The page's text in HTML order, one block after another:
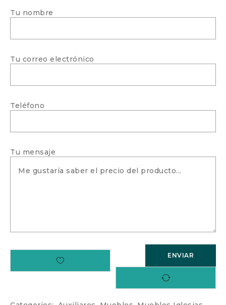
Tu nombre
Tu correo electrónico
Teléfono
Tu mensaje